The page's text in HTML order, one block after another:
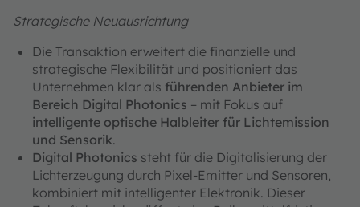
Strategische Neuausrichtung
Die Transaktion erweitert die finanzielle und
strategische Flexibilität und positioniert das
Unternehmen klar als führenden Anbieter im
Bereich Digital Photonics – mit Fokus auf
intelligente optische Halbleiter für Lichtemission
und Sensorik.
Digital Photonics steht für die Digitalisierung der
Lichterzeugung durch Pixel-Emitter und Sensoren,
kombiniert mit intelligenter Elektronik. Dieser